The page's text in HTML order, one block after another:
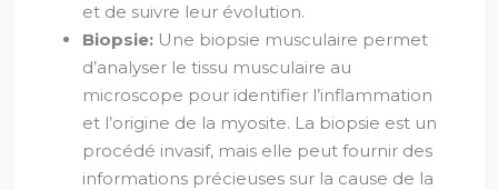
et de suivre leur évolution.
Biopsie: Une biopsie musculaire permet
d’analyser le tissu musculaire au
microscope pour identifier l’inflammation
et l’origine de la myosite. La biopsie est un
procédé invasif, mais elle peut fournir des
informations précieuses sur la cause de la